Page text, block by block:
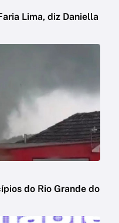
Lima, diz Daniella
do Rio Grande do